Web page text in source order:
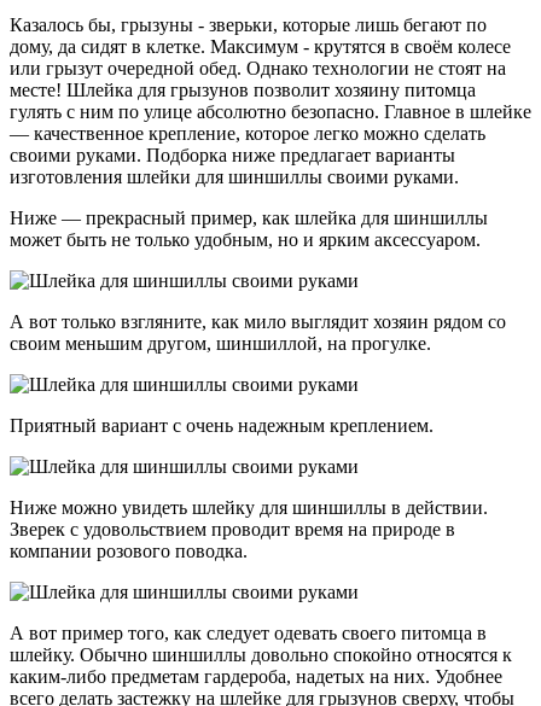
Казалось бы, грызуны - зверьки, которые лишь бегают по
дому, да сидят в клетке. Максимум - крутятся в своём колесе
или грызут очередной обед. Однако технологии не стоят на
месте! Шлейка для грызунов позволит хозяину питомца
гулять с ним по улице абсолютно безопасно. Главное в шлейке
— качественное крепление, которое легко можно сделать
своими руками. Подборка ниже предлагает варианты
изготовления шлейки для шиншиллы своими руками.
Ниже — прекрасный пример, как шлейка для шиншиллы
может быть не только удобным, но и ярким аксессуаром.
А вот только взгляните, как мило выглядит хозяин рядом со
своим меньшим другом, шиншиллой, на прогулке.
Приятный вариант с очень надежным креплением.
Ниже можно увидеть шлейку для шиншиллы в действии.
Зверек с удовольствием проводит время на природе в
компании розового поводка.
А вот пример того, как следует одевать своего питомца в
шлейку. Обычно шиншиллы довольно спокойно относятся к
каким-либо предметам гардероба, надетых на них. Удобнее
всего делать застежку на шлейке для грызунов сверху, чтобы